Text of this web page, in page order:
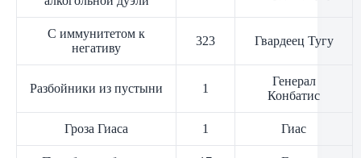
С иммунитетом к
негативу
323 Гвардеец Тугу
Разбойники из пустыни 1
Генерал
Конбатис
Гроза Гиаса 1 Гиас